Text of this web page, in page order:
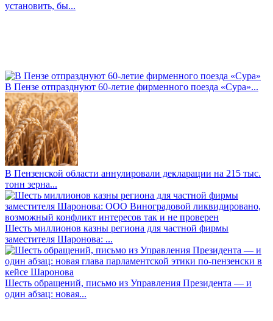
установить, бы...
В Пензе отпразднуют 60-летие фирменного поезда «Сура»...
В Пензенской области аннулировали декларации на 215 тыс.
тонн зерна...
Шесть миллионов казны региона для частной фирмы
заместителя Шаронова: ...
Шесть обращений, письмо из Управления Президента — и
один абзац: новая...